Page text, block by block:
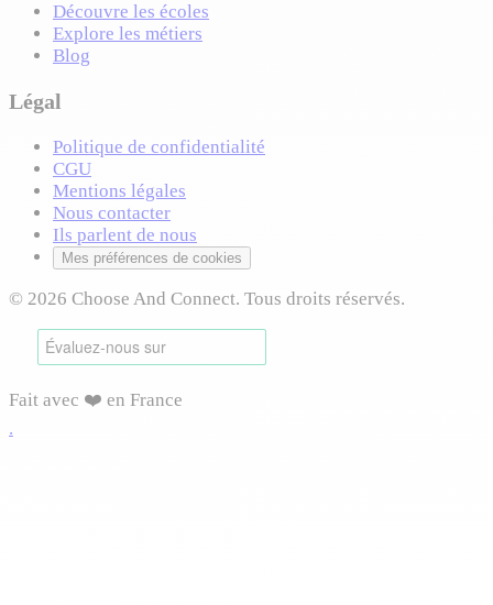
Découvre les écoles
Explore les métiers
Blog
Légal
Politique de confidentialité
CGU
Mentions légales
Nous contacter
Ils parlent de nous
Mes préférences de cookies
© 2026 Choose And Connect. Tous droits réservés.
Fait avec ❤️ en France
.